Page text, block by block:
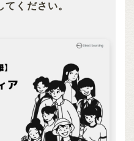
てください。